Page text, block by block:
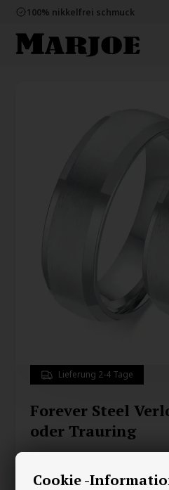
Cookie -
100% nikkelfrei schmuck
60 Tage Rückgabe
E-mark webshop
100% nikkelfrei schmuck
Lieferung 2-4 Tage
Forever Steel
oder Trauring
39,00 EUR